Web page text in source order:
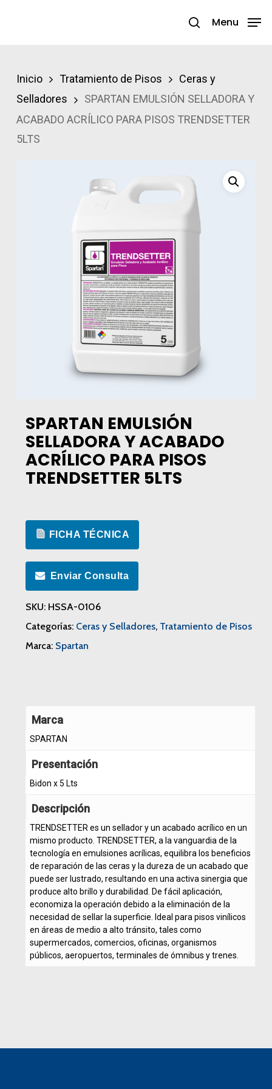
search
Menu
Inicio Tratamiento de Pisos
Ceras y
Selladores
SPARTAN EMULSIÓN SELLADORA Y
ACABADO ACRÍLICO PARA PISOS TRENDSETTER
5LTS
SPARTAN EMULSIÓN
SELLADORA Y ACABADO
ACRÍLICO PARA PISOS
TRENDSETTER 5LTS
FICHA TÉCNICA
Enviar Consulta
SKU: HSSA-0106
Categorías: Ceras y Selladores, Tratamiento de Pisos
Marca: Spartan
Marca
SPARTAN
Presentación
Bidon x 5 Lts
Descripción
TRENDSETTER es un sellador y un acabado acrílico en un
mismo producto. TRENDSETTER, a la vanguardia de la
tecnología en emulsiones acrílicas, equilibra los beneficios
de reparación de las ceras y la dureza de un acabado que
puede ser lustrado, resultando en una activa sinergia que
produce alto brillo y durabilidad. De fácil aplicación,
economiza la operación debido a la eliminación de la
necesidad de sellar la superficie. Ideal para pisos vinílicos
en áreas de medio a alto tránsito, tales como
supermercados, comercios, oficinas, organismos
públicos, aeropuertos, terminales de ómnibus y trenes.